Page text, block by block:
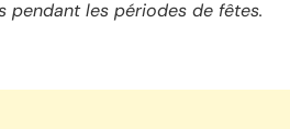
pendant les périodes de fêtes.